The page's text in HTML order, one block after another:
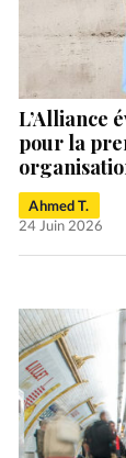
L’Alliance
pour la
Ahmed T.
24 Juin 2026